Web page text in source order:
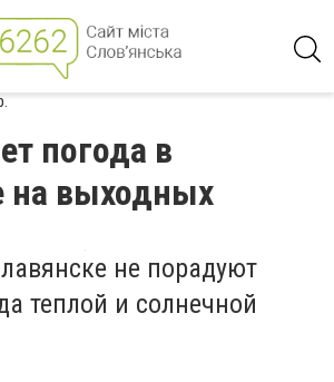
погода в
на выходных
не порадуют
теплой и солнечной